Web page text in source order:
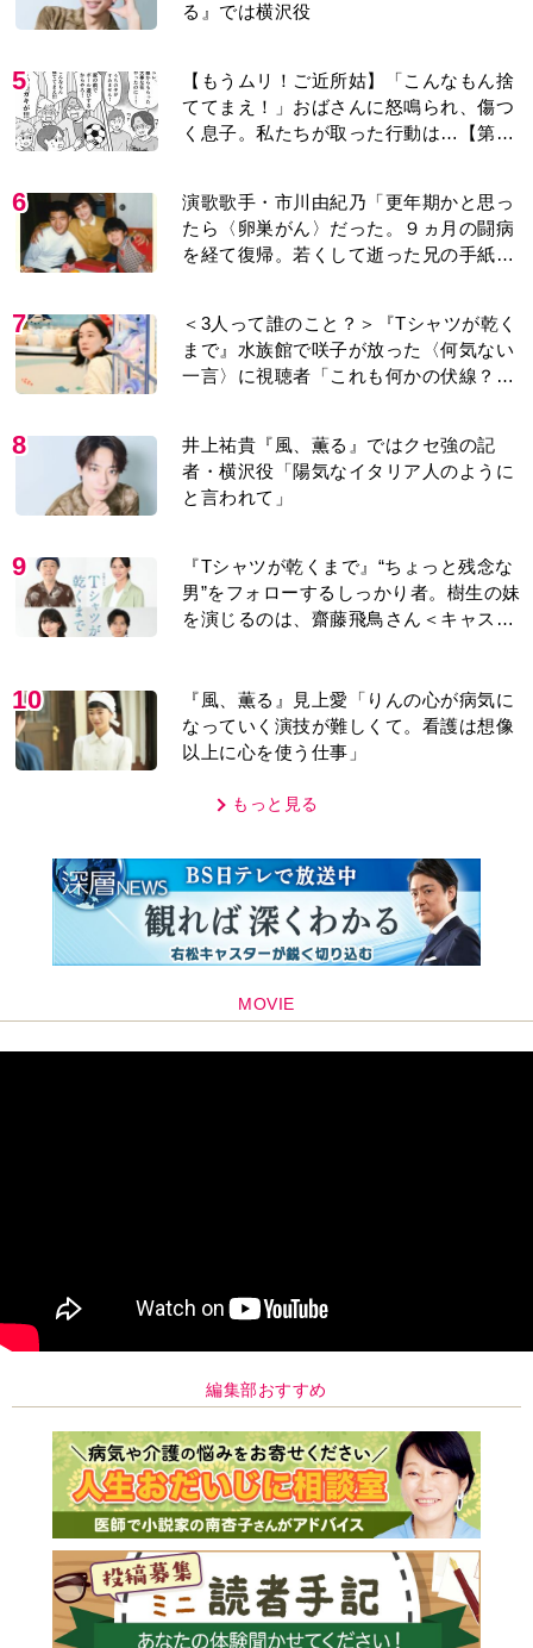
る』では横沢役
5
【もうムリ！ご近所姑】「こんなもん捨
ててまえ！」おばさんに怒鳴られ、傷つ
く息子。私たちが取った行動は…【第3
6
演歌歌手・市川由紀乃「更年期かと思っ
たら〈卵巣がん〉だった。９ヵ月の闘病
を経て復帰。若くして逝った兄の手紙を
7
＜3人って誰のこと？＞『Tシャツが乾く
まで』水族館で咲子が放った〈何気ない
一言〉に視聴者「これも何かの伏線？」
8
井上祐貴『風、薫る』ではクセ強の記
者・横沢役「陽気なイタリア人のように
と言われて」
9
『Tシャツが乾くまで』“ちょっと残念な
男”をフォローするしっかり者。樹生の妹
を演じるのは、齋藤飛鳥さん＜キャスト
10
『風、薫る』見上愛「りんの心が病気に
なっていく演技が難しくて。看護は想像
以上に心を使う仕事」
もっと見る
MOVIE
編集部おすすめ